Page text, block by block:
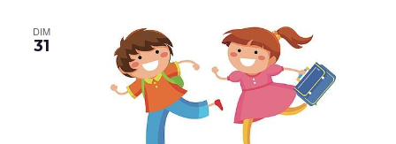
DIM
31